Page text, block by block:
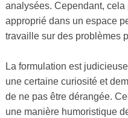
analysées. Cependant,
approprié dans un espace
travaille sur des problèmes
La formulation est
une certaine curiosité et
de ne pas être dérangée.
une manière humoristique